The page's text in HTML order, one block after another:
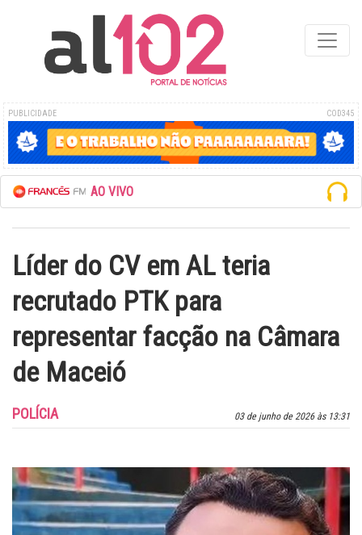
PUBLICIDADE COD345
FM AO VIVO
Líder do CV em AL teria
recrutado PTK para
representar facção na Câmara
de Maceió
03 de junho de 2026 às 13:31
POLÍCIA